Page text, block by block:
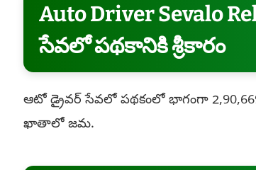
Auto Driver Sevalo
సేవలో పథకానికి శ్రీకారం
ఆటో డ్రైవర్ సేవలో పథకంలో భాగంగా
ఖాతాలో జమ.